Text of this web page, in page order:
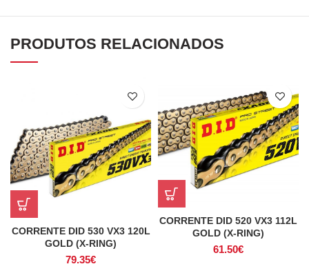
PRODUTOS RELACIONADOS
CORRENTE DID 530 VX3 120L
GOLD (X-RING)
79.35€
CORRENTE DID 520 VX3 112L
GOLD (X-RING)
61.50€